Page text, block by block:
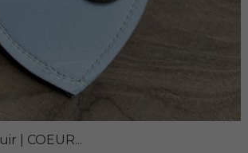
| COEUR...